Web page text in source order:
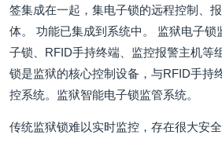
签集成在一起，集电子锁的远程控制、
体。 功能已集成到系统中。 监狱电子锁
子锁、RFID手持终端、监控报警主机等
锁是监狱的核心控制设备，与RFID手持
控系统。监狱智能电子锁监管系统。
传统监狱锁难以实时监控，存在很大安